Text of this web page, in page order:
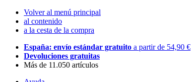
Volver al menú principal
al contenido
a la cesta de la compra
España: envío estándar gratuito a partir de 54,90 €
Devoluciones gratuitas
Más de 11.050 artículos